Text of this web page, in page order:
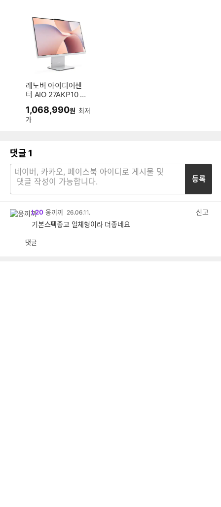
레노버 아이디어센
터 AIO 27AKP10 F
B, M.2 512GB)
1,068,990원 최저
가
댓글 1
등록
L20 웅끼끼 26.06.11.
신고
기본스펙좋고 일체형이라 더좋네요
댓글